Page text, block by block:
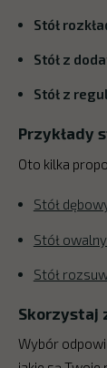
Stół
Stół z
Stół z
Przykłady
Oto kilka
Stół
Stół
Stół
Skorzystaj
Wybór